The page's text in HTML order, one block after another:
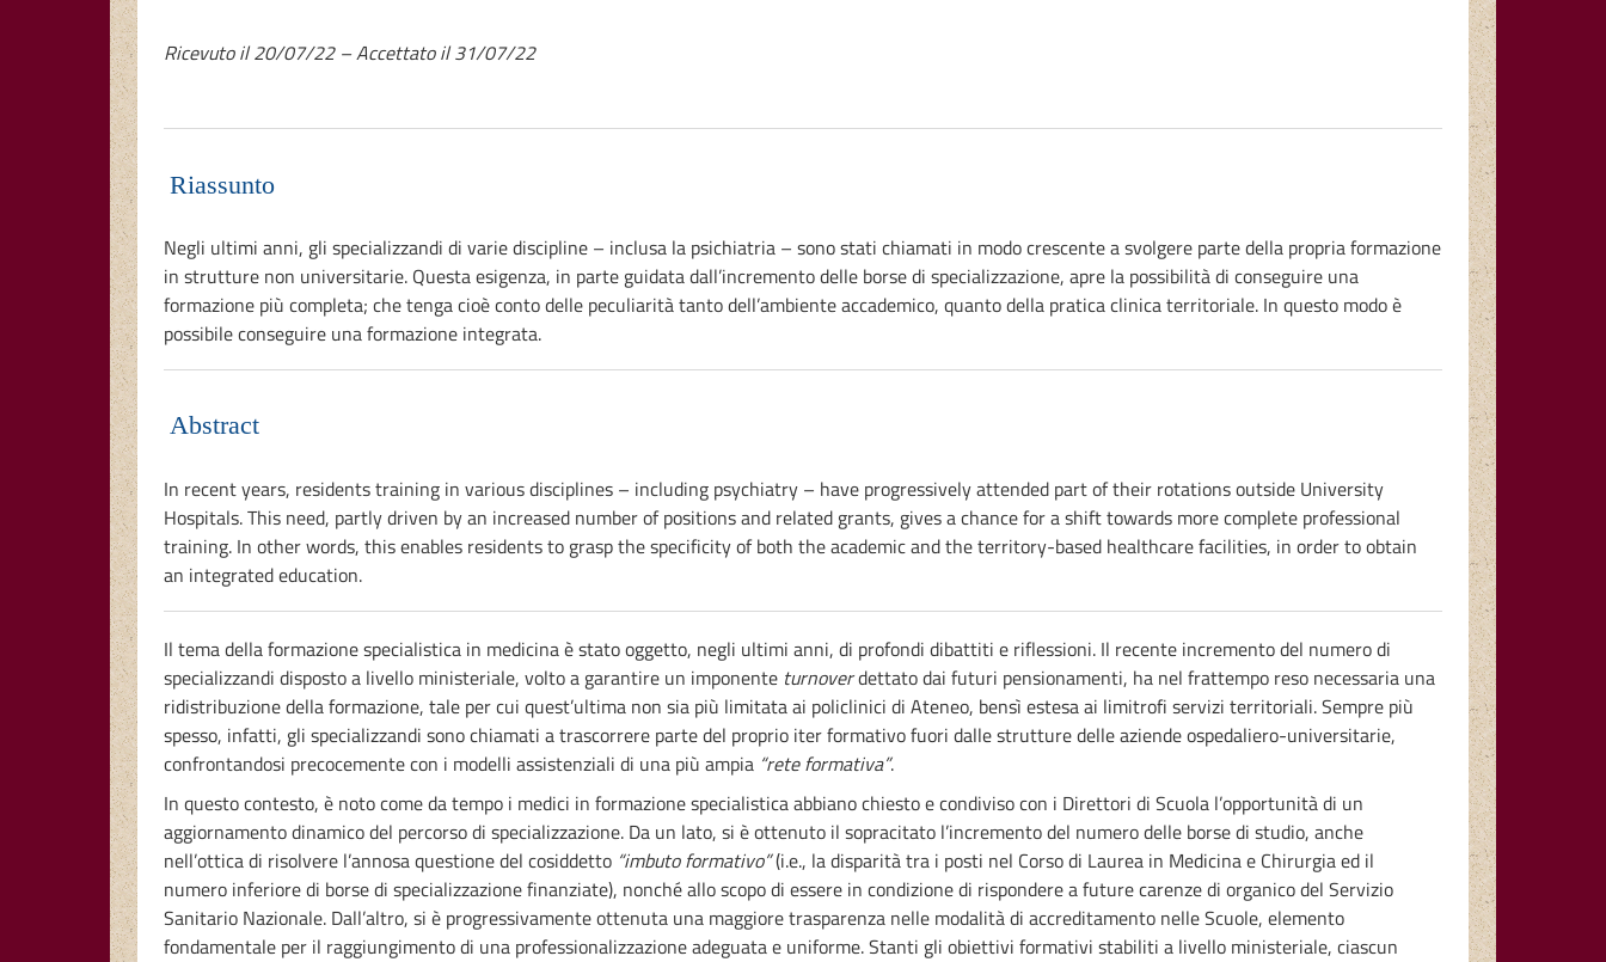
Ricevuto il 20/07/22 – Accettato il 31/07/22
Riassunto
Negli ultimi anni, gli specializzandi di varie discipline – inclusa la psichiatria – sono stati chiamati in modo crescente a svolgere parte della propria formazione
in strutture non universitarie. Questa esigenza, in parte guidata dall’incremento delle borse di specializzazione, apre la possibilità di conseguire una
formazione più completa; che tenga cioè conto delle peculiarità tanto dell’ambiente accademico, quanto della pratica clinica territoriale. In questo modo è
possibile conseguire una formazione integrata.
Abstract
In recent years, residents training in various disciplines – including psychiatry – have progressively attended part of their rotations outside University
Hospitals. This need, partly driven by an increased number of positions and related grants, gives a chance for a shift towards more complete professional
training. In other words, this enables residents to grasp the specificity of both the academic and the territory-based healthcare facilities, in order to obtain
an integrated education.
Il tema della formazione specialistica in medicina è stato oggetto, negli ultimi anni, di profondi dibattiti e riflessioni. Il recente incremento del numero di
specializzandi disposto a livello ministeriale, volto a garantire un imponente turnoverdettato dai futuri pensionamenti, ha nel frattempo reso necessaria una
ridistribuzione della formazione, tale per cui quest’ultima non sia più limitata ai policlinici di Ateneo, bensì estesa ai limitrofi servizi territoriali. Sempre più
spesso, infatti, gli specializzandi sono chiamati a trascorrere parte del proprio iter formativo fuori dalle strutture delle aziende ospedaliero-universitarie,
confrontandosi precocemente con i modelli assistenziali di una più ampia “rete formativa”.
In questo contesto, è noto come da tempo i medici in formazione specialistica abbiano chiesto e condiviso con i Direttori di Scuola l’opportunità di un
aggiornamento dinamico del percorso di specializzazione. Da un lato, si è ottenuto il sopracitato l’incremento del numero delle borse di studio, anche
nell’ottica di risolvere l’annosa questione del cosiddetto “imbuto formativo”(i.e., la disparità tra i posti nel Corso di Laurea in Medicina e Chirurgia ed il
numero inferiore di borse di specializzazione finanziate), nonché allo scopo di essere in condizione di rispondere a future carenze di organico del Servizio
Sanitario Nazionale. Dall’altro, si è progressivamente ottenuta una maggiore trasparenza nelle modalità di accreditamento nelle Scuole, elemento
fondamentale per il raggiungimento di una professionalizzazione adeguata e uniforme. Stanti gli obiettivi formativi stabiliti a livello ministeriale, ciascun